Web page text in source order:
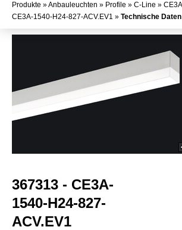
Produkte »Anbauleuchten » Profile » C-Line »
CE3A-1540-H24-827-ACV.EV1 » Technische Daten
367313 - CE3A-
1540-H24-827-
ACV.EV1